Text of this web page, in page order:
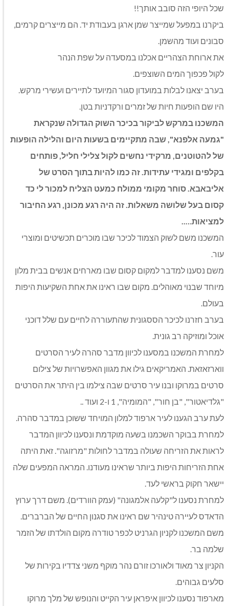
שכל היופי הזה סובב אותך!!
ביקרנו במפעל שמייצר שמן ארגן בעבודת יד. הם מייצרים קרמים,
סבונים ועוד מהשמן.
את ארוחת הצהריים אכלנו במסעדה על שפת הנהר
לקול פכפוך המים השוצפים.
בערב יצאנו לבלות במועדון סגור המיועד לתיירים ועשירי מרקש.
היו שם הופעות חיות של זמרים ורקדניות בטן.
המשכנו במרקש לביקור בכיכר השוק הגדולה שנקראת
"גמעה אלפנא", שבה מתקיימים בשעות היום והלילה הופעות
של להטוטנים, מרקידי נחשים לקול צלילי חליל, פותחים
בקלפים ומגידי עתידות. זה כמו להיות בתוך הסרט של
אליבאבא. סוחר מקומי ממולח כמעט הצליח למכור לי כד
קסום בעל שלושה משאלות. זה היה רגע מכונן, רגע החיבור
למציאות…..
המשכנו משם לשוק הצמוד לכיכר שבו מוכרים תכשיטים ומוצרי
עור.
משם נסענו למדבר למקום קסום שבו מארחים אנשים בבית מלון
מיוחד שבנוי מאוהלים. מקום שבו ראינו את אחת השקיעות היפות
בעולם.
בערב חזרנו לכיכר הססגונית שהתעוררה לחיים עם שלל דוכני
אוכל ומוזיקה רב גונית.
למחרת המשכנו במסענו לכיוון מדבר סהרה לעיר הסרטים
ווארזאזאת. האמריקאים גילו את מגוון האפשרויות של צילום
סרטים במרוקו ובנו עיר סרטים שבה צילמו בין היתר את הסרטים
"גלדיאטור", "בן חור", "המומיה", 1 ו-2 ועוד ..
לעת ערב הגענו לעיר ארפוד למלון המויחד ששוכן במדבר סהרה.
למחרת בבוקר השכמנו בשעה מוקדמת ונסענו לכיוון המדבר
לראות את הזריחה שעולה במדבר לחולות "מרזוגה". זאת היתה
אחת הזריחות היפות ביותר שראינו מעודנו. המראה המפעים שלה
יישאר חקוק בראשי לעד.
למחרת נסענו ל"קלעה אלמגונה" (עמק הוורדים). משם דרך ערוץ
הדאדס לעיירה טינהיר שם ראינו את סגנון החיים של הברברים.
משם המשכנו לקניון הגרניט לכפר טודרה מקום הולדתו של הזמר
שלמה בר.
הקניון צר מאוד ולאורכו זורם נהר מוקף משני צדדיו בקירות של
סלעים גבוהים.
מארפוד נסענו לכיוון איפראן עיר הקייט והנופש של מלך מרוקו